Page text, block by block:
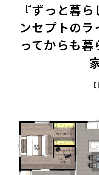
『ずっと暮
ンセプトの
ってからも